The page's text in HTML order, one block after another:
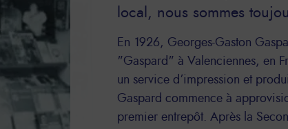
local, nous sommes
En 1926, Georges-Gaston
"Gaspard" à Valenciennes, en
un service d’impression et
Gaspard commence à
premier entrepôt. Après la